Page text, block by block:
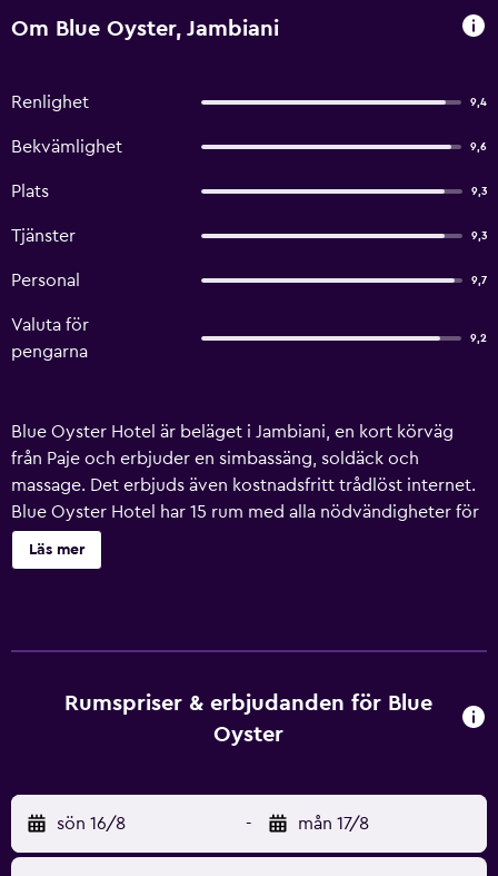
Om Blue Oyster, Jambiani
Renlighet 9,4
Bekvämlighet 9,6
Plats 9,3
Tjänster 9,3
Personal 9,7
Valuta för
pengarna
9,2
Blue Oyster Hotel är beläget i Jambiani, en kort körväg
från Paje och erbjuder en simbassäng, soldäck och
massage. Det erbjuds även kostnadsfritt trådlöst internet.
Blue Oyster Hotel har 15 rum med alla nödvändigheter för
att erbjuda en bekväm vistelse. Alla inkluderar egna
badrum med dusch. Gäster på Blue Oyster Hotel kan ta del
ligger 55-minuters bilresa från detta hotellet. Den
omgivande landsbygden ger många möjligheter till
Läs mer
Rumspriser & erbjudanden för Blue
Oyster
sön 16/8 - mån 17/8